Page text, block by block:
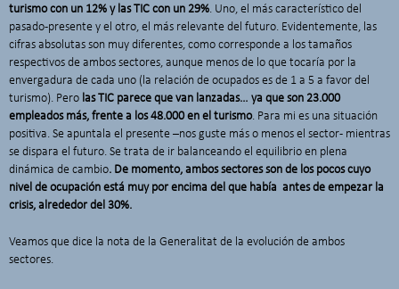
turismo con un 12% y las TIC con un 29%. Uno, el más característico del
pasado-presente y el otro, el más relevante del futuro. Evidentemente, las
cifras absolutas son muy diferentes, como corresponde a los tamaños
respectivos de ambos sectores, aunque menos de lo que tocaría por la
envergadura de cada uno (la relación de ocupados es de 1 a 5 a favor del
turismo). Pero las TIC parece que van lanzadas… ya que son 23.000
empleados más, frente a los 48.000 en el turismo. Para mi es una situación
positiva. Se apuntala el presente –nos guste más o menos el sector- mientras
se dispara el futuro. Se trata de ir balanceando el equilibrio en plena
dinámica de cambio. De momento, ambos sectores son de los pocos cuyo
nivel de ocupación está muy por encima del que había antes de empezar la
crisis, alrededor del 30%.
Veamos que dice la nota de la Generalitat de la evolución de ambos
sectores.